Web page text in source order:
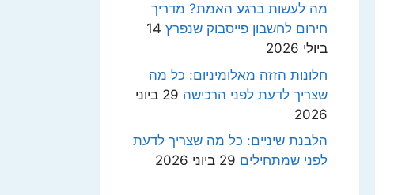
מה לעשות ברגע האמת? מדריך
חירום לחשבון פייסבוק שנפרץ 14
ביולי 2026
חלונות הזזה מאלומיניום: כל מה
שצריך לדעת לפני הרכישה
29 ביוני
2026
הלבנת שיניים: כל מה שצריך לדעת
לפני שמתחילים 29 ביוני 2026